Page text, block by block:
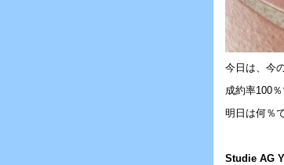
今日は、今
成約率100
明日は何％
Studie AG